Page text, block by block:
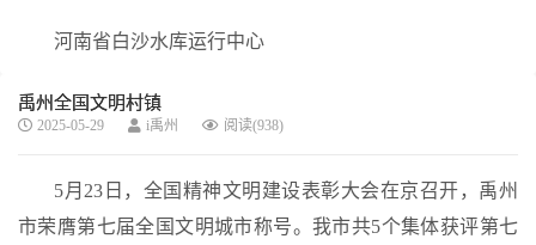
河南省白沙水库运行中心
禹州全国文明村镇
2025-05-29 i禹州 阅读(938)
5月23日，全国精神文明建设表彰大会在京召开，禹州
市荣膺第七届全国文明城市称号。我市共5个集体获评第七